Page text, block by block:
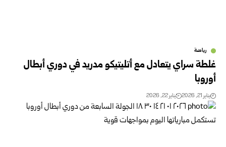
رياضة
غلطة سراي يتعادل مع أتليتيكو مدريد في دوري أبطال
أوروبا
يناير 21, 2026 يناير 22, 2026